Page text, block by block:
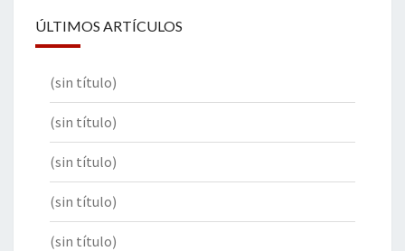
ÚLTIMOS ARTÍCULOS
(sin título)
(sin título)
(sin título)
(sin título)
(sin título)